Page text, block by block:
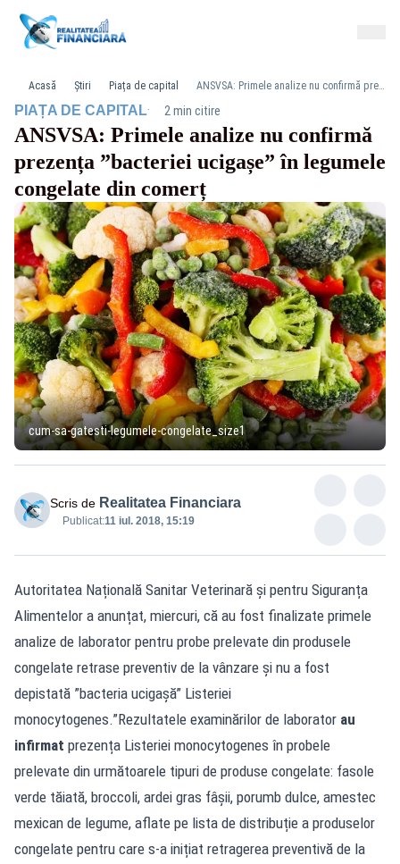
Acasă Știri Piața de capital ANSVSA: Primele analize nu confirmă prezența ”bacteriei ucigașe” în legumele congelate din comerț
PIAȚA DE CAPITAL· 2 min citire
ANSVSA: Primele analize nu confirmă
prezența ”bacteriei ucigașe” în legumele
congelate din comerț
cum-sa-gatesti-legumele-congelate_size1
Scris de Realitatea Financiara
Publicat:11 iul. 2018, 15:19
Autoritatea Națională Sanitar Veterinară și pentru Siguranța
Alimentelor a anunțat, miercuri, că au fost finalizate primele
analize de laborator pentru probe prelevate din produsele
congelate retrase preventiv de la vânzare și nu a fost
depistată ”bacteria ucigașă” Listeriei
monocytogenes.”Rezultatele examinărilor de laborator au
infirmat prezența Listeriei monocytogenes în probele
prelevate din următoarele tipuri de produse congelate: fasole
verde tăiată, broccoli, ardei gras fâșii, porumb dulce, amestec
mexican de legume, aflate pe lista de distribuție a produselor
congelate pentru care s-a inițiat retragerea preventivă de la